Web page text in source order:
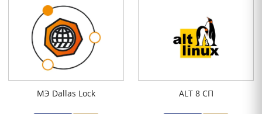
МЭ Dallas Lock ALT 8 СП